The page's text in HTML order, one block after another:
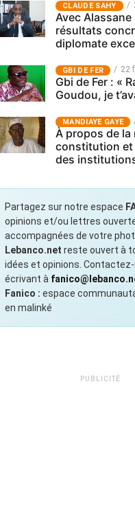
CLAUDE SAHY
Avec
résultats
diplomate
GBI DE FER 22
Gbi de Fer : «
Goudou, je
MANDIAYE GAYE
À propos de la
constitution et
des
Partagez sur notre espace
opinions et/ou lettres
accompagnées de votre
Lebanco.net reste ouvert à
idées et opinions.
écrivant à
Fanico : espace
en malinké
PUBLICITÉ